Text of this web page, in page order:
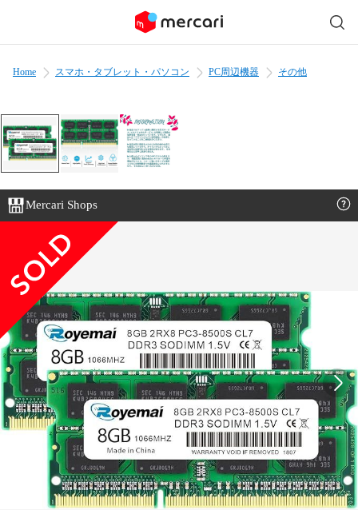
Home スマホ・タブレット・パソコン PC周辺機器 その他
Mercari Shops